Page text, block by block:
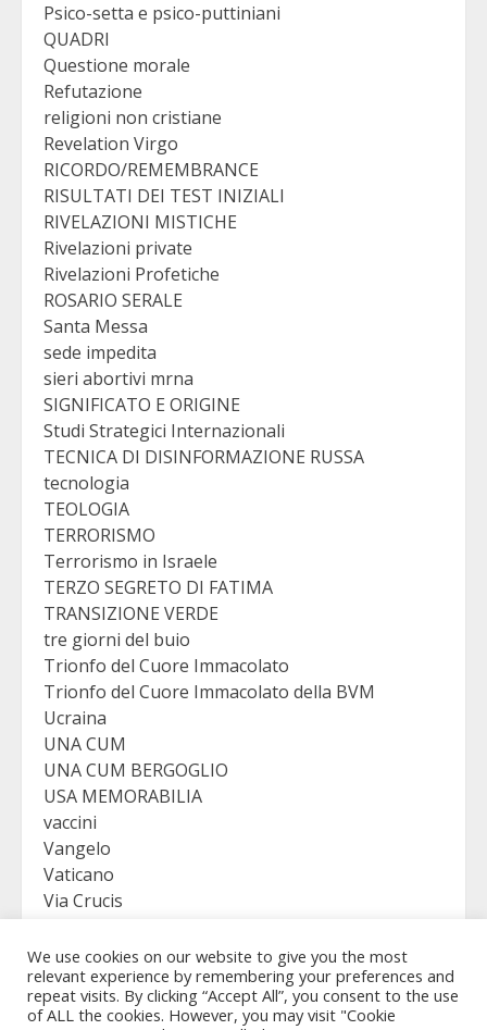
Psico-setta e psico-puttiniani
QUADRI
Questione morale
Refutazione
religioni non cristiane
Revelation Virgo
RICORDO/REMEMBRANCE
RISULTATI DEI TEST INIZIALI
RIVELAZIONI MISTICHE
Rivelazioni private
Rivelazioni Profetiche
ROSARIO SERALE
Santa Messa
sede impedita
sieri abortivi mrna
SIGNIFICATO E ORIGINE
Studi Strategici Internazionali
TECNICA DI DISINFORMAZIONE RUSSA
tecnologia
TEOLOGIA
TERRORISMO
Terrorismo in Israele
TERZO SEGRETO DI FATIMA
TRANSIZIONE VERDE
tre giorni del buio
Trionfo del Cuore Immacolato
Trionfo del Cuore Immacolato della BVM
Ucraina
UNA CUM
UNA CUM BERGOGLIO
USA MEMORABILIA
vaccini
Vangelo
Vaticano
Via Crucis
Viganò
We use cookies on our website to give you the most
relevant experience by remembering your preferences and
repeat visits. By clicking “Accept All”, you consent to the use
of ALL the cookies. However, you may visit "Cookie